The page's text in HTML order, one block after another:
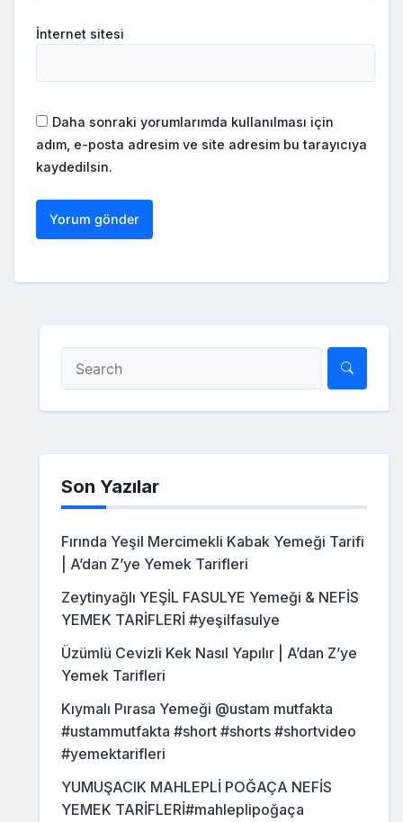
İnternet sitesi
Daha sonraki yorumlarımda kullanılması için
adım, e-posta adresim ve site adresim bu tarayıcıya
kaydedilsin.
Son Yazılar
Fırında Yeşil Mercimekli Kabak Yemeği Tarifi
| A’dan Z’ye Yemek Tarifleri
Zeytinyağlı YEŞİL FASULYE Yemeği & NEFİS
YEMEK TARİFLERİ #yeşilfasulye
Üzümlü Cevizli Kek Nasıl Yapılır | A’dan Z’ye
Yemek Tarifleri
Kıymalı Pırasa Yemeği @ustam mutfakta
#ustammutfakta #short #shorts #shortvideo
#yemektarifleri
YUMUŞACIK MAHLEPLİ POĞAÇA NEFİS
YEMEK TARİFLERİ#mahleplipoğaça